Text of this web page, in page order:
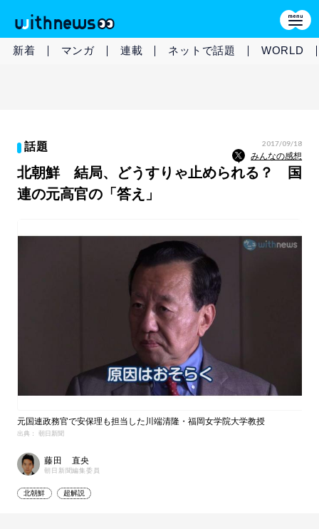
新着 マンガ 連載 ネットで話題 WORLD
話題 2017/09/18
みんなの感想
北朝鮮 結局、どうすりゃ止められる？ 国
連の元高官の「答え」
元国連政務官で安保理も担当した川端清隆・福岡女学院大学教授
出典： 朝日新聞
藤田 直央
朝日新聞編集委員
北朝鮮 超解説